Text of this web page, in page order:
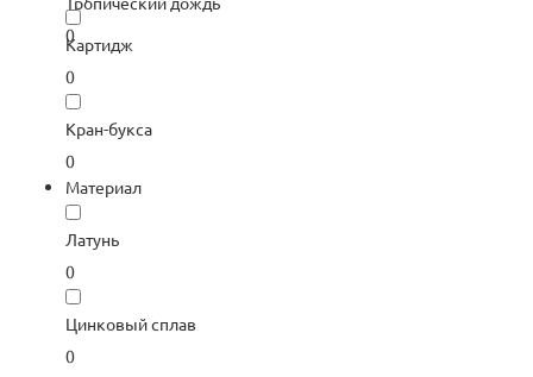
0
Картидж
0
Кран-букса
0
Материал
Латунь
0
Цинковый сплав
0